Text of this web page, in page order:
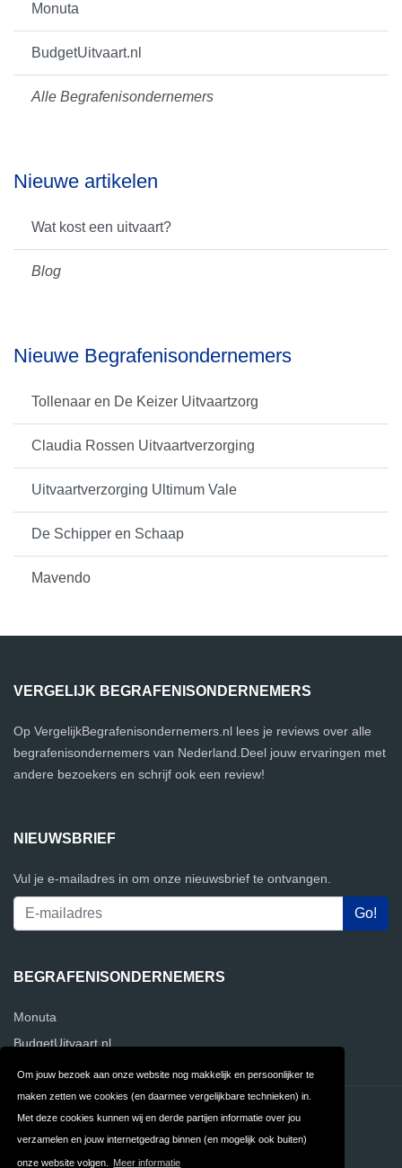
Om jouw bezoek aan onze website nog makkelijk en persoonlijker te
maken zetten we cookies (en daarmee vergelijkbare technieken) in.
Met deze cookies kunnen wij en derde partijen informatie over jou
verzamelen en jouw internetgedrag binnen (en mogelijk ook buiten)
onze website volgen. Meer informatie
Monuta
BudgetUitvaart.nl
Alle Begrafenisondernemers
Nieuwe artikelen
Wat kost een uitvaart?
Blog
Nieuwe Begrafenisondernemers
Tollenaar en De Keizer Uitvaartzorg
Claudia Rossen Uitvaartverzorging
Uitvaartverzorging Ultimum Vale
De Schipper en Schaap
Mavendo
VERGELIJK BEGRAFENISONDERNEMERS
Op VergelijkBegrafenisondernemers.nl lees je reviews over alle
begrafenisondernemers van Nederland.Deel jouw ervaringen met
andere bezoekers en schrijf ook een review!
NIEUWSBRIEF
Vul je e-mailadres in om onze nieuwsbrief te ontvangen.
BEGRAFENISONDERNEMERS
Monuta
BudgetUitvaart.nl
Contact Privacy
Algemene FAQ